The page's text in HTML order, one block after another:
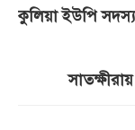
কুলিয়া ইউপি